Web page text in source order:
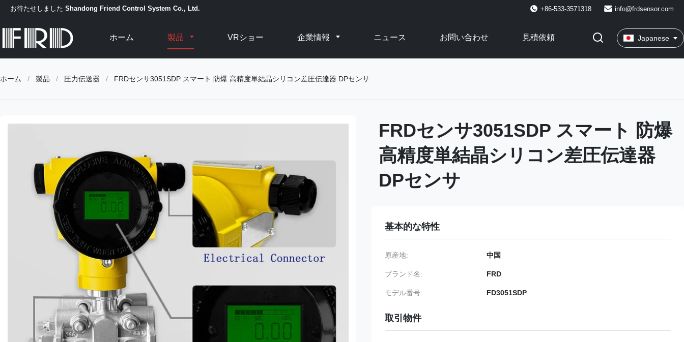
お待たせしました Shandong Friend Control System Co., Ltd. +86-533-3571318 info@frdsensor.com
ホーム 製品 VRショー 企業情報 ニュース お問い合わせ 見積依頼 Japanese
ホーム / 製品 / 圧力伝送器 / FRDセンサ3051SDP スマート 防爆 高精度単結晶シリコン差圧伝達器 DPセンサ
FRDセンサ3051SDP スマート 防爆
高精度単結晶シリコン差圧伝達器
DPセンサ
基本的な特性
原産地: 中国
ブランド名: FRD
モデル番号: FD3051SDP
取引物件